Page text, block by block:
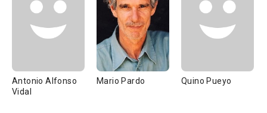
Antonio Alfonso
Vidal
Mario Pardo Quino Pueyo